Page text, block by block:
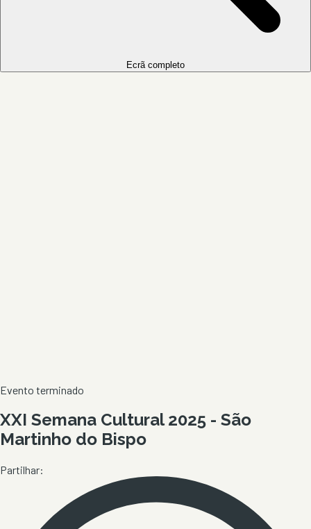
Ecrã completo
Evento terminado
XXI Semana Cultural 2025 - São
Martinho do Bispo
Partilhar: